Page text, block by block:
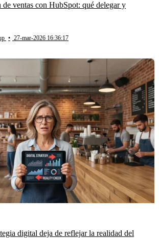
ventas con HubSpot: qué delegar y
• 27-mar-2026 16:36:17
digital deja de reflejar la realidad del